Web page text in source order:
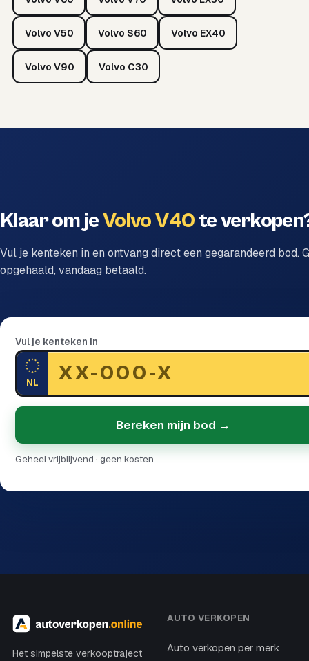
Volvo V50 Volvo S60 Volvo EX40
Volvo V90 Volvo C30
Klaar om jeVolvo V40 te
Vul je kenteken in en ontvang direct een gegarandeerd bod.
opgehaald, vandaag betaald.
Vul je kenteken in
NL
Bereken mijn bod →
Geheel vrijblijvend · geen kosten
Het simpelste verkooptraject
AUTO VERKOPEN
Auto verkopen per merk